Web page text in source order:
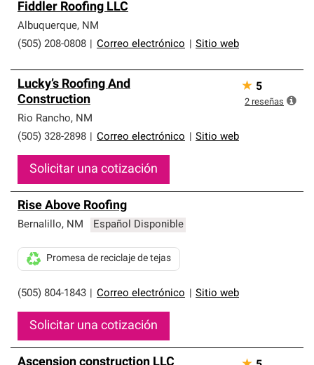
Fiddler Roofing LLC
Albuquerque, NM
(505) 208-0808
Correo electrónico Sitio web
Lucky’s Roofing And
Construction
Rio Rancho, NM
(505) 328-2898
Correo electrónico Sitio web
Solicitar una cotización
★ 5
2 reseñas
Rise Above Roofing
Bernalillo, NM Español Disponible
(505) 804-1843 Correo electrónico Sitio web
Promesa de reciclaje de tejas
Solicitar una cotización